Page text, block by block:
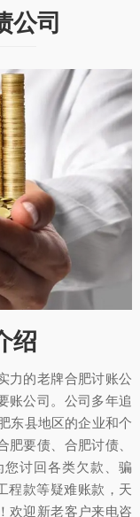
公司
绍
力的老牌合肥讨账公
账公司。公司多年追
东县地区的企业和个
肥要债、合肥讨债、
讨回各类欠款、骗
程款等疑难账款，天
欢迎新老客户来电咨